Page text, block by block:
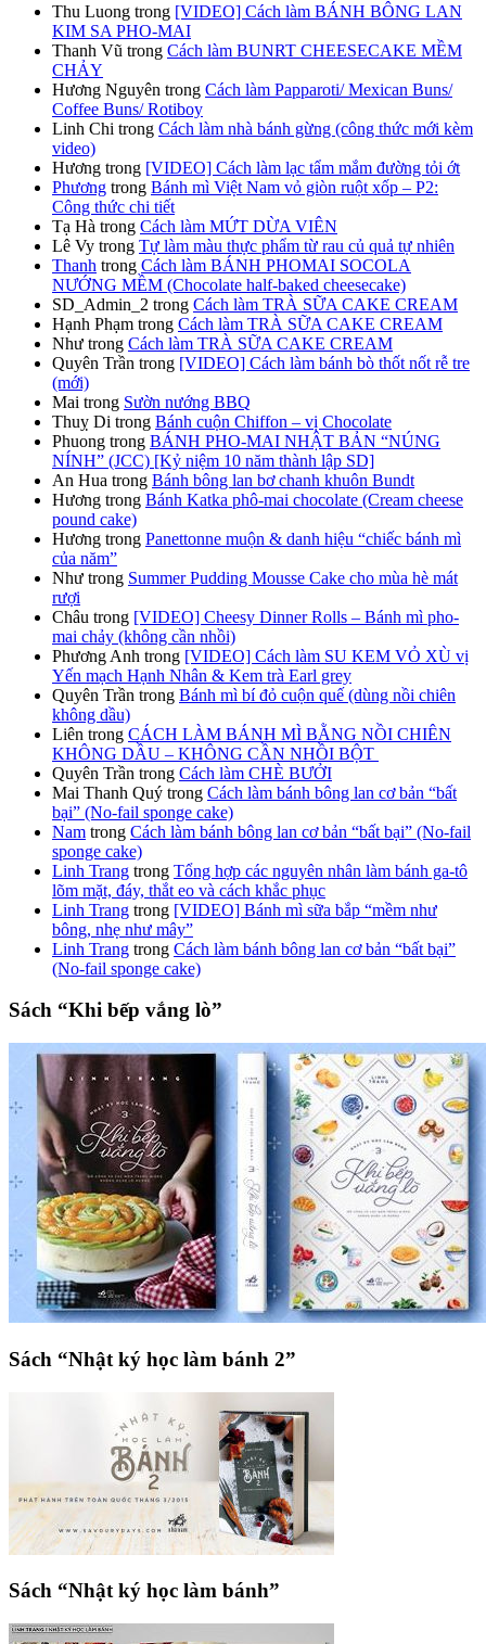
Thu Luong trong [VIDEO] Cách làm BÁNH BÔNG LAN
KIM SA PHO-MAI
Thanh Vũ trong Cách làm BUNRT CHEESECAKE MỀM
CHẢY
Hương Nguyên trong Cách làm Papparoti/ Mexican Buns/
Coffee Buns/ Rotiboy
Linh Chi trong Cách làm nhà bánh gừng (công thức mới kèm
video)
Hương trong [VIDEO] Cách làm lạc tẩm mắm đường tỏi ớt
Phương trong Bánh mì Việt Nam vỏ giòn ruột xốp – P2:
Công thức chi tiết
Tạ Hà trong Cách làm MỨT DỪA VIÊN
Lê Vy trong Tự làm màu thực phẩm từ rau củ quả tự nhiên
Thanh trong Cách làm BÁNH PHOMAI SOCOLA
NƯỚNG MỀM (Chocolate half-baked cheesecake)
SD_Admin_2 trong Cách làm TRÀ SỮA CAKE CREAM
Hạnh Phạm trong Cách làm TRÀ SỮA CAKE CREAM
Như trong Cách làm TRÀ SỮA CAKE CREAM
Quyên Trần trong [VIDEO] Cách làm bánh bò thốt nốt rễ tre
(mới)
Mai trong Sườn nướng BBQ
Thuỵ Di trong Bánh cuộn Chiffon – vị Chocolate
Phuong trong BÁNH PHO-MAI NHẬT BẢN “NÚNG
NÍNH” (JCC) [Kỷ niệm 10 năm thành lập SD]
An Hua trong Bánh bông lan bơ chanh khuôn Bundt
Hương trong Bánh Katka phô-mai chocolate (Cream cheese
pound cake)
Hương trong Panettonne muộn & danh hiệu “chiếc bánh mì
của năm”
Như trong Summer Pudding Mousse Cake cho mùa hè mát
rượi
Châu trong [VIDEO] Cheesy Dinner Rolls – Bánh mì pho-
mai chảy (không cần nhồi)
Phương Anh trong [VIDEO] Cách làm SU KEM VỎ XÙ vị
Yến mạch Hạnh Nhân & Kem trà Earl grey
Quyên Trần trong Bánh mì bí đỏ cuộn quế (dùng nồi chiên
không dầu)
Liên trong CÁCH LÀM BÁNH MÌ BẰNG NỒI CHIÊN
KHÔNG DẦU – KHÔNG CẦN NHỒI BỘT
Quyên Trần trong Cách làm CHÈ BƯỞI
Mai Thanh Quý trong Cách làm bánh bông lan cơ bản “bất
bại” (No-fail sponge cake)
Nam trong Cách làm bánh bông lan cơ bản “bất bại” (No-fail
sponge cake)
Linh Trang trong Tổng hợp các nguyên nhân làm bánh ga-tô
lõm mặt, đáy, thắt eo và cách khắc phục
Linh Trang trong [VIDEO] Bánh mì sữa bắp “mềm như
bông, nhẹ như mây”
Linh Trang trong Cách làm bánh bông lan cơ bản “bất bại”
(No-fail sponge cake)
Sách “Khi bếp vắng lò”
Sách “Nhật ký học làm bánh 2”
Sách “Nhật ký học làm bánh”